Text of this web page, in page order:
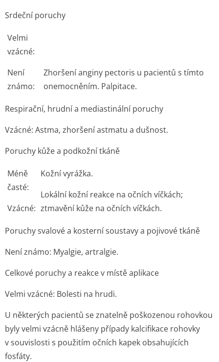
Srdeční poruchy
Velmi
vzácné:
Není
známo:
Zhoršení anginy pectoris u pacientů s tímto
onemocněním. Palpitace.
Respirační, hrudní a mediastinální poruchy
Vzácné: Astma, zhoršení astmatu a dušnost.
Poruchy kůže a podkožní tkáně
Méně
časté:
Vzácné:
Kožní vyrážka.
Lokální kožní reakce na očních víčkách;
ztmavění kůže na očních víčkách.
Poruchy svalové a kosterní soustavy a pojivové tkáně
Není známo: Myalgie, artralgie.
Celkové poruchy a reakce v místě aplikace
Velmi vzácné: Bolesti na hrudi.
U některých pacientů se znatelně poškozenou rohovkou
byly velmi vzácně hlášeny případy kalcifikace rohovky
v souvislosti s použitím očních kapek obsahujících
fosfáty.